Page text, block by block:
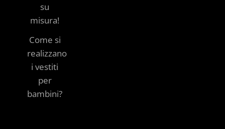
su
misura!
Come si
realizzano
i vestiti
per
bambini?